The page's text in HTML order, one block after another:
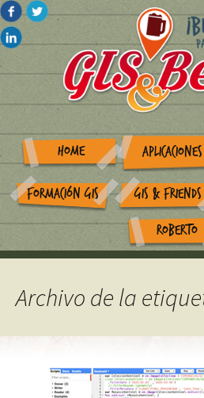
HOME
FORMACIÓN GIS GIS & FRIENDS
ROBERTO
Archivo de la